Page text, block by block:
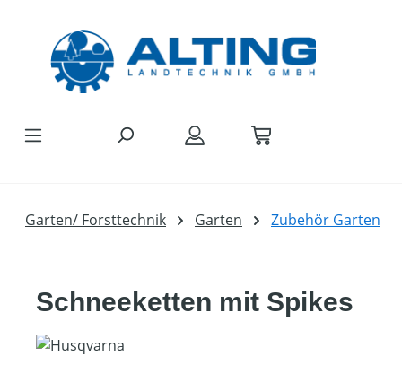
Garten/ Forsttechnik Garten Zubehör Garten
Schneeketten mit Spikes